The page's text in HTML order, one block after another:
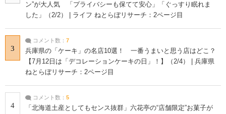
ン”が大人気 「プライバシーも保てて安心」「ぐっすり眠れま
した」（2/2） | ライフ ねとらぼリサーチ：2ページ目
3
コメント数： 7
兵庫県の「ケーキ」の名店10選！ 一番うまいと思う店はどこ？
【7月12日は「デコレーションケーキの日」！】（2/4） | 兵庫県
ねとらぼリサーチ：2ページ目
4
コメント数： 5
「北海道土産としてもセンス抜群」六花亭の“店舗限定”お菓子が